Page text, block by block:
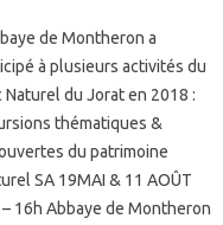
de Montheron a
à plusieurs activités du
Naturel du Jorat en 2018 :
thématiques &
du patrimoine
SA 19MAI & 11 AOÛT
16h Abbaye de Montheron